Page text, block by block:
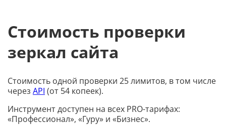
Стоимость проверки
зеркал сайта
Стоимость одной проверки 25 лимитов, в том числе
через API (от 54 копеек).
Инструмент доступен на всех PRO-тарифах:
«Профессионал», «Гуру» и «Бизнес».